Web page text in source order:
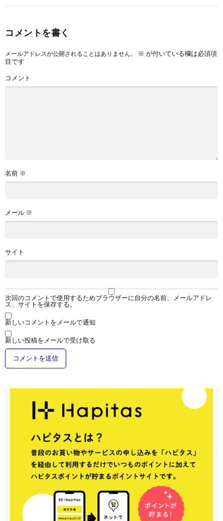
コメントを書く
メールアドレスが公開されることはありません。 ※ が付いている欄は必須項
目です
コメント
名前 ※
メール ※
サイト
次回のコメントで使用するためブラウザーに自分の名前、メールアドレ
ス、サイトを保存する。
新しいコメントをメールで通知
新しい投稿をメールで受け取る